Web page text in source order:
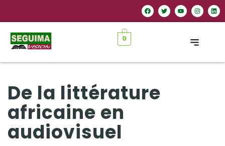
0
De la littérature
africaine en
audiovisuel